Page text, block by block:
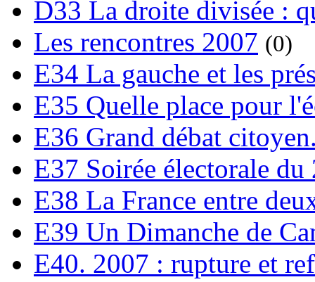
D33 La droite divisée :
Les rencontres 2007 (0)
E34 La gauche et les
E35 Quelle place pour
E36 Grand débat
E37 Soirée électorale
E38 La France entre
E39 Un Dimanche de
E40. 2007 : rupture et